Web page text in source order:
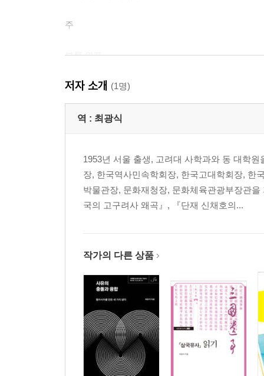
주
부록 연표
참고 문헌
찾아보기
저자 소개 (1명)
역 : 최광식
1953년 서울 출생, 고려대 사학과와 동 대학
장, 한국역사민속학회장, 한국고대학회장, 한
박물관장, 문화재청장, 문화체육관광부장관
국의 고구려사 왜곡』, 『단재 신채호의...
작가의 다른 상품